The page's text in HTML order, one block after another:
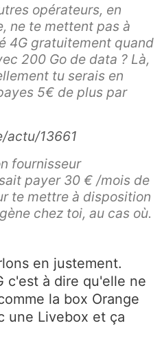
opérateurs, en
ne te mettent pas à
4G gratuitement quand
200 Go de data ? Là,
tu serais en
5€ de plus par
actu/13661
fournisseur
payer 30 € /mois de
te mettre à disposition
chez toi, au cas où.
en justement.
c'est à dire qu'elle ne
la box Orange
une Livebox et ça